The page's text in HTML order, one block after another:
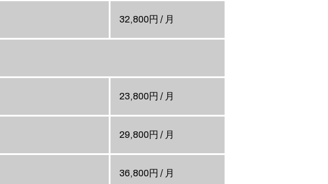
32,800円 / 月
23,800円 / 月
29,800円 / 月
36,800円 / 月